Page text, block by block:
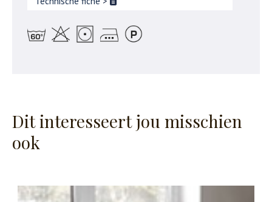
Dit interesseert jou misschien
ook